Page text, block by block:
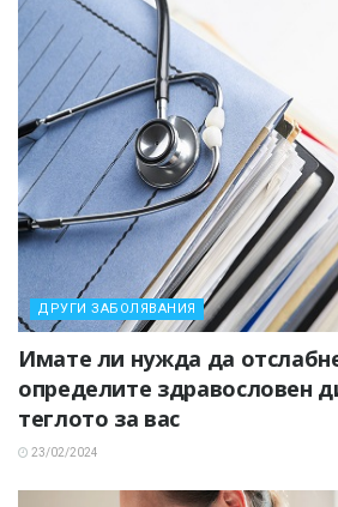
ДРУГИ ЗАБОЛЯВАНИЯ
Имате ли нужда да
определите здравословен
теглото за вас
23/02/2024